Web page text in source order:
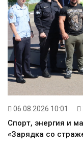
06.08.2026 10:01
Спорт, энергия и
«Зарядка со